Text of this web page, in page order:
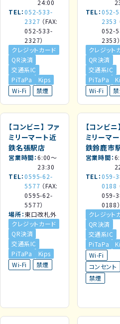
24:00
TEL 052-533-
2327 （FAX:
052-533-
2327）
クレジットカード
QR決済
交通系IC
PiTaPa
Kips
Wi-Fi
禁煙
TEL 052-
2353
052-
2353）
クレジット
QR決済
交通系IC
PiTaPa
Wi-Fi
【コンビニ】 ファ
ミリーマート近
鉄名張駅店
営業時間 6:00～
23:30
TEL 0595-62-
5577 （FAX:
0595-62-
5577）
場所 東口改札外
クレジットカード
QR決済
交通系IC
PiTaPa
Kips
Wi-Fi
禁煙
【コンビニ】
ミリーマ
鉄鈴鹿市
営業時間
TEL 059-
0188
059-
0188）
クレジット
QR決済
交通系IC
PiTaPa
Wi-Fi
コンセント
禁煙